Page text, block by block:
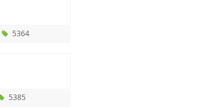
5364
5385